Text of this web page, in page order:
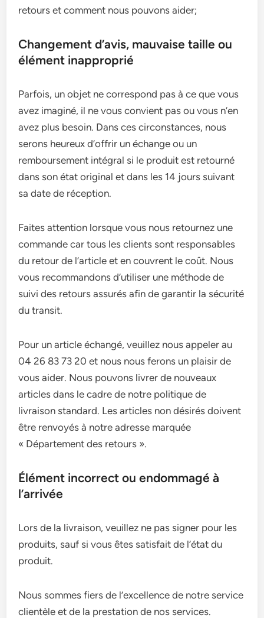
retours et comment nous pouvons aider;
Changement d’avis, mauvaise taille ou
élément inapproprié
Parfois, un objet ne correspond pas à ce que vous
avez imaginé, il ne vous convient pas ou vous n’en
avez plus besoin. Dans ces circonstances, nous
serons heureux d’offrir un échange ou un
remboursement intégral si le produit est retourné
dans son état original et dans les 14 jours suivant
sa date de réception.
Faites attention lorsque vous nous retournez une
commande car tous les clients sont responsables
du retour de l’article et en couvrent le coût. Nous
vous recommandons d’utiliser une méthode de
suivi des retours assurés afin de garantir la sécurité
du transit.
Pour un article échangé, veuillez nous appeler au
04 26 83 73 20 et nous nous ferons un plaisir de
vous aider. Nous pouvons livrer de nouveaux
articles dans le cadre de notre politique de
livraison standard. Les articles non désirés doivent
être renvoyés à notre adresse marquée
« Département des retours ».
Élément incorrect ou endommagé à
l’arrivée
Lors de la livraison, veuillez ne pas signer pour les
produits, sauf si vous êtes satisfait de l’état du
produit.
Nous sommes fiers de l’excellence de notre service
clientèle et de la prestation de nos services.